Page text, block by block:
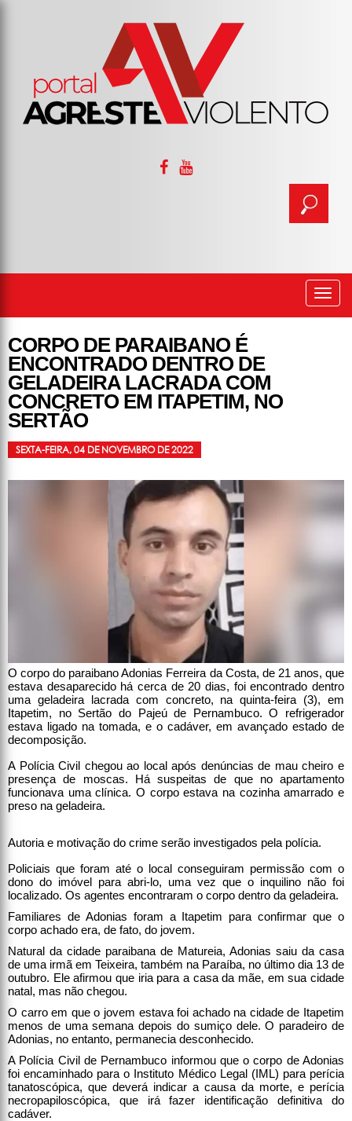
CORPO DE PARAIBANO É
ENCONTRADO DENTRO DE
GELADEIRA LACRADA COM
CONCRETO EM ITAPETIM, NO
SERTÃO
SEXTA-FEIRA, 04 DE NOVEMBRO DE 2022
O corpo do paraibano Adonias Ferreira da Costa, de 21 anos, que
estava desaparecido há cerca de 20 dias, foi encontrado dentro
uma geladeira lacrada com concreto, na quinta-feira (3), em
Itapetim, no Sertão do Pajeú de Pernambuco. O refrigerador
estava ligado na tomada, e o cadáver, em avançado estado de
decomposição.
A Polícia Civil chegou ao local após denúncias de mau cheiro e
presença de moscas. Há suspeitas de que no apartamento
funcionava uma clínica. O corpo estava na cozinha amarrado e
preso na geladeira.
Autoria e motivação do crime serão investigados pela polícia.
Policiais que foram até o local conseguiram permissão com o
dono do imóvel para abri-lo, uma vez que o inquilino não foi
localizado. Os agentes encontraram o corpo dentro da geladeira.
Familiares de Adonias foram a Itapetim para confirmar que o
corpo achado era, de fato, do jovem.
Natural da cidade paraibana de Matureia, Adonias saiu da casa
de uma irmã em Teixeira, também na Paraíba, no último dia 13 de
outubro. Ele afirmou que iria para a casa da mãe, em sua cidade
natal, mas não chegou.
O carro em que o jovem estava foi achado na cidade de Itapetim
menos de uma semana depois do sumiço dele. O paradeiro de
Adonias, no entanto, permanecia desconhecido.
A Polícia Civil de Pernambuco informou que o corpo de Adonias
foi encaminhado para o Instituto Médico Legal (IML) para perícia
tanatoscópica, que deverá indicar a causa da morte, e perícia
necropapiloscópica, que irá fazer identificação definitiva do
cadáver.